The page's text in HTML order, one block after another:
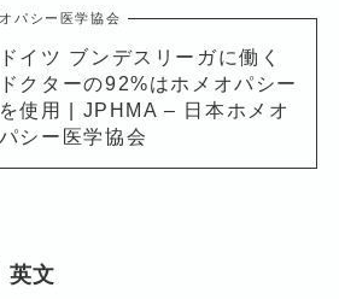
パシー医学協会
ドイツ ブンデスリーガに働く
ドクターの92%はホメオパシー
を使用 | JPHMA – 日本ホメオ
パシー医学協会
英文